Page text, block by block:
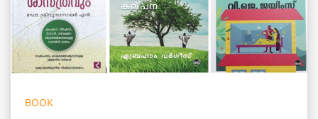
BOOK